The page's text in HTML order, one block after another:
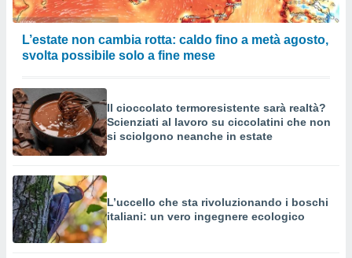
L’estate non cambia rotta: caldo fino a metà agosto,
svolta possibile solo a fine mese
Il cioccolato termoresistente sarà realtà?
Scienziati al lavoro su ciccolatini che non
si sciolgono neanche in estate
L’uccello che sta rivoluzionando i boschi
italiani: un vero ingegnere ecologico